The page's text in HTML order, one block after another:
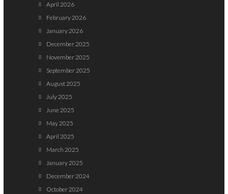
April 2026
February 2026
January 2026
December 2025
November 2025
September 2025
August 2025
July 2025
June 2025
May 2025
April 2025
March 2025
January 2025
December 2024
October 2024